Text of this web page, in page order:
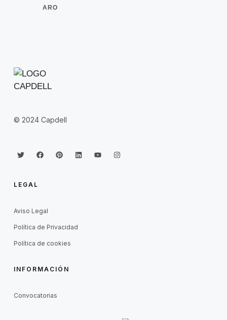
ARO
© 2024 Capdell
LEGAL
Aviso Legal
Política de Privacidad
Política de cookies
INFORMACIÓN
Convocatorias